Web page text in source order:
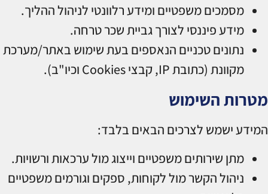
מסמכים משפטיים ומידע רלוונטי לניהול ההליך.
מידע פיננסי לצורך גביית שכר טרחה.
נתונים טכניים הנאספים בעת שימוש באתר/מערכת
מקוונת (כתובת IP, קבצי Cookies וכיו"ב).
מטרות השימוש
המידע ישמש לצרכים הבאים בלבד:
מתן שירותים משפטיים וייצוג מול ערכאות ורשויות.
ניהול הקשר מול לקוחות, ספקים וגורמים משפטיים